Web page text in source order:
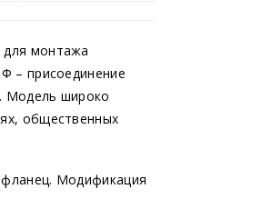
для монтажа
– присоединение
Модель широко
общественных
фланец. Модификация